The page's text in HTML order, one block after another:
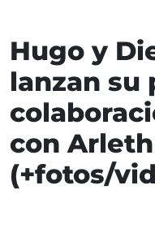
Hugo y
lanzan su
con Arleth
(+fotos/